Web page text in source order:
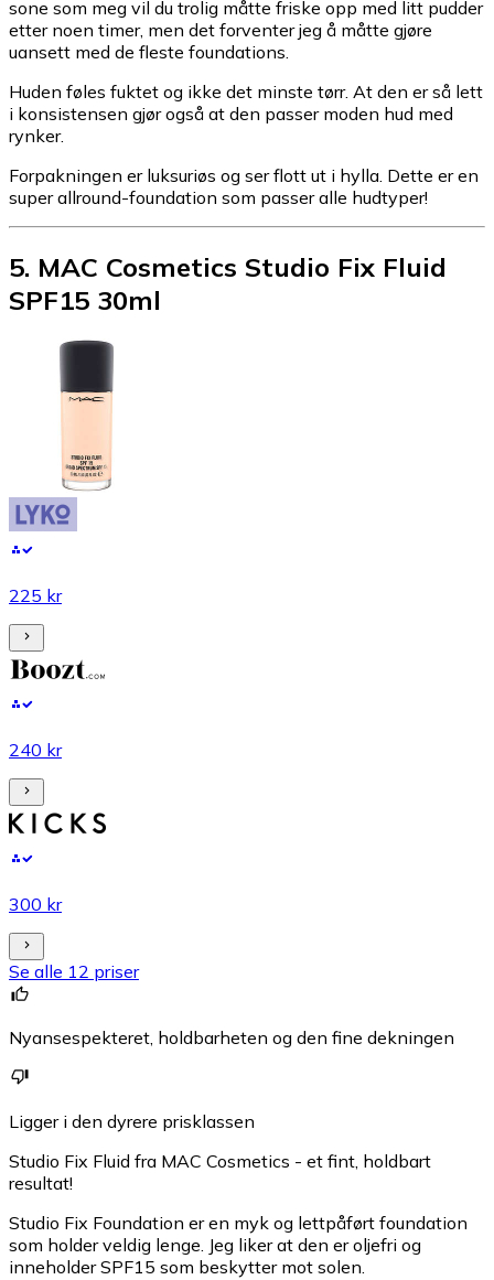
sone som meg vil du trolig måtte friske opp med litt pudder
etter noen timer, men det forventer jeg å måtte gjøre
uansett med de fleste foundations.
Huden føles fuktet og ikke det minste tørr. At den er så lett
i konsistensen gjør også at den passer moden hud med
rynker.
Forpakningen er luksuriøs og ser flott ut i hylla. Dette er en
super allround-foundation som passer alle hudtyper!
5. MAC Cosmetics Studio Fix Fluid
SPF15 30ml
225 kr
240 kr
300 kr
Se alle 12 priser
Nyansespekteret, holdbarheten og den fine dekningen
Ligger i den dyrere prisklassen
Studio Fix Fluid fra MAC Cosmetics - et fint, holdbart
resultat!
Studio Fix Foundation er en myk og lettpåført foundation
som holder veldig lenge. Jeg liker at den er oljefri og
inneholder SPF15 som beskytter mot solen.